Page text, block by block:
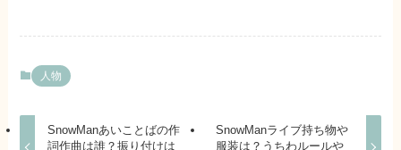
人物
SnowManあいことばの作
詞作曲は誰？振り付けは
SnowManライブ持ち物や
服装は？うちわルールや